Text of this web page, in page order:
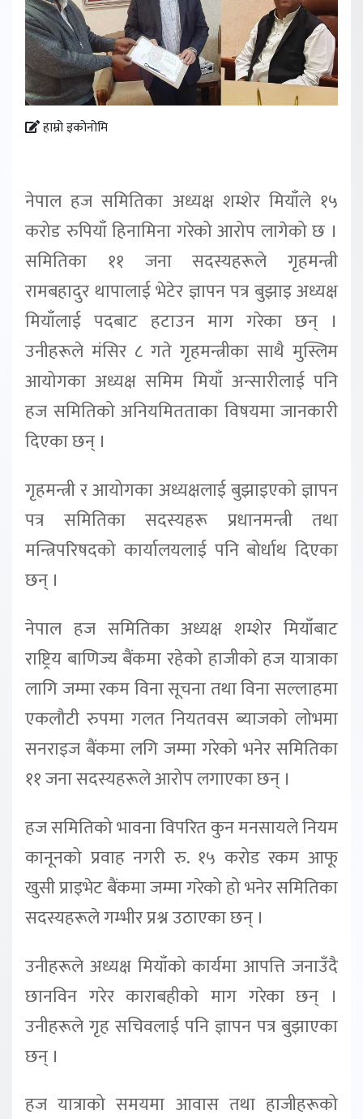
हाम्रो इकोनोमि
नेपाल हज समितिका अध्यक्ष शम्शेर मियाँले १५
करोड रुपियाँ हिनामिना गरेको आरोप लागेको छ ।
समितिका ११ जना सदस्यहरूले गृहमन्त्री
रामबहादुर थापालाई भेटेर ज्ञापन पत्र बुझाइ अध्यक्ष
मियाँलाई पदबाट हटाउन माग गरेका छन् ।
उनीहरूले मंसिर ८ गते गृहमन्त्रीका साथै मुस्लिम
आयोगका अध्यक्ष समिम मियाँ अन्सारीलाई पनि
हज समितिको अनियमितताका विषयमा जानकारी
दिएका छन् ।
गृहमन्त्री र आयोगका अध्यक्षलाई बुझाइएको ज्ञापन
पत्र समितिका सदस्यहरू प्रधानमन्त्री तथा
मन्त्रिपरिषदको कार्यालयलाई पनि बोर्धाथ दिएका
छन् ।
नेपाल हज समितिका अध्यक्ष शम्शेर मियाँबाट
राष्ट्रिय बाणिज्य बैंकमा रहेको हाजीको हज यात्राका
लागि जम्मा रकम विना सूचना तथा विना सल्लाहमा
एकलौटी रुपमा गलत नियतवस ब्याजको लोभमा
सनराइज बैंकमा लगि जम्मा गरेको भनेर समितिका
११ जना सदस्यहरूले आरोप लगाएका छन् ।
हज समितिको भावना विपरित कुन मनसायले नियम
कानूनको प्रवाह नगरी रु. १५ करोड रकम आफू
खुसी प्राइभेट बैंकमा जम्मा गरेको हो भनेर समितिका
सदस्यहरूले गम्भीर प्रश्न उठाएका छन् ।
उनीहरूले अध्यक्ष मियाँको कार्यमा आपत्ति जनाउँदै
छानविन गरेर काराबहीको माग गरेका छन् ।
उनीहरूले गृह सचिवलाई पनि ज्ञापन पत्र बुझाएका
छन् ।
हज यात्राको समयमा आवास तथा हाजीहरूको